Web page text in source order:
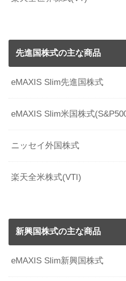
先進国株式の主な商品
eMAXIS Slim先進国株式
eMAXIS Slim米国株式
ニッセイ外国株式
楽天全米株式(VTI)
新興国株式の主な商品
eMAXIS Slim新興国株式